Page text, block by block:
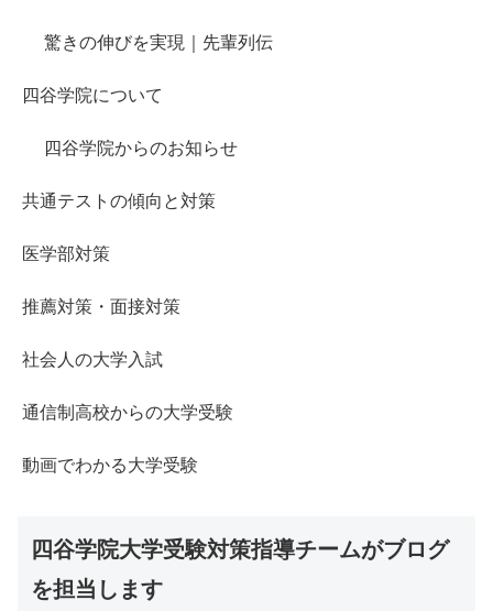
驚きの伸びを実現｜先輩列伝
四谷学院について
四谷学院からのお知らせ
共通テストの傾向と対策
医学部対策
推薦対策・面接対策
社会人の大学入試
通信制高校からの大学受験
動画でわかる大学受験
四谷学院大学受験対策指導チームがブログ
を担当します